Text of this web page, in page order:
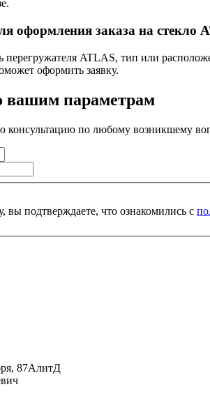
оформления заказа на стекло
перегружателя ATLAS, тип или
оформить заявку.
вашим параметрам
консультацию по любому возникшему
вы подтверждаете, что ознакомились с
87АлитД